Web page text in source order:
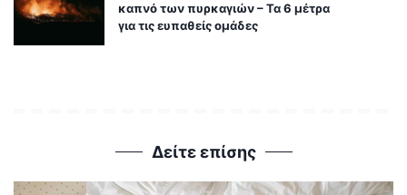
καπνό των πυρκαγιών – Τα 6 μέτρα
για τις ευπαθείς ομάδες
Δείτε επίσης